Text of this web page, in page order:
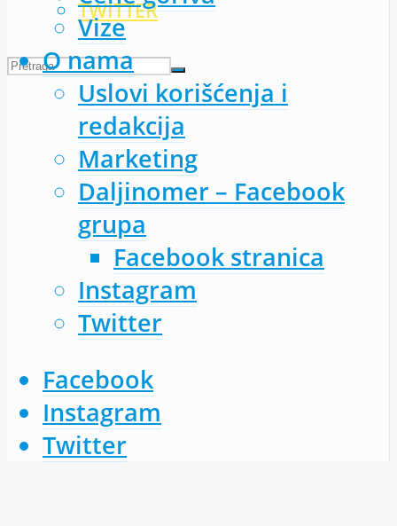
TWITTER
Vize
O nama
Uslovi korišćenja i
redakcija
Marketing
Daljinomer – Facebook
grupa
Facebook stranica
Instagram
Twitter
Facebook
Instagram
Twitter